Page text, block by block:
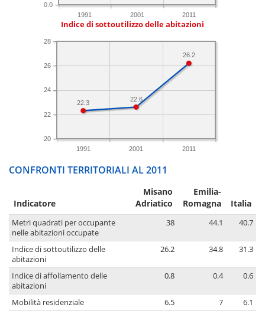
1991 2001 2011
0.0
Indice di sottoutilizzo delle abitazioni
1991 2001 2011
20
22
24
26
28
26.2
22.6
22.3
CONFRONTI TERRITORIALI AL 2011
Indicatore
Misano
Adriatico
Emilia-
Romagna
Italia
Metri quadrati per occupante
nelle abitazioni occupate
38 44.1 40.7
Indice di sottoutilizzo delle
abitazioni
26.2 34.8 31.3
Indice di affollamento delle
abitazioni
0.8 0.4 0.6
Mobilità residenziale 6.5 7 6.1